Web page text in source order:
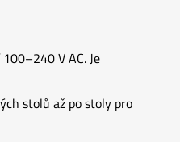
V AC. Je
stolů až po stoly pro